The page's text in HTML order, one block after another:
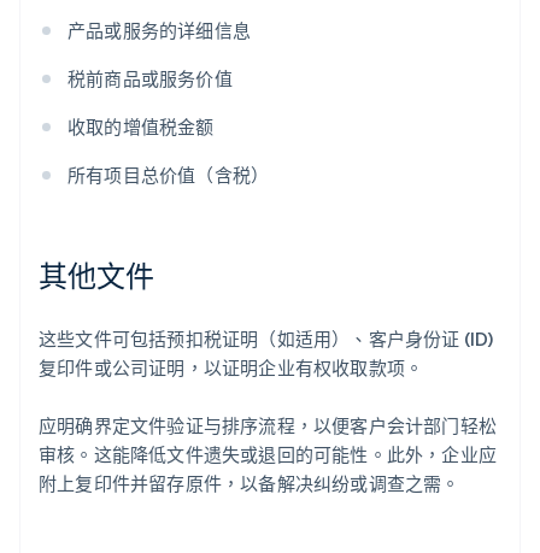
产品或服务的详细信息
税前商品或服务价值
收取的增值税金额
所有项目总价值（含税）
其他文件
这些文件可包括预扣税证明（如适用）、客户身份证 (ID)
复印件或公司证明，以证明企业有权收取款项。
应明确界定文件验证与排序流程，以便客户会计部门轻松
审核。这能降低文件遗失或退回的可能性。此外，企业应
附上复印件并留存原件，以备解决纠纷或调查之需。